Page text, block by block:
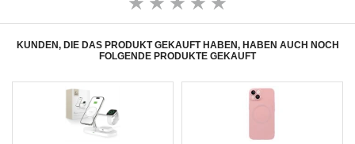
KUNDEN, DIE DAS PRODUKT GEKAUFT HABEN, HABEN AUCH NOCH
FOLGENDE PRODUKTE GEKAUFT